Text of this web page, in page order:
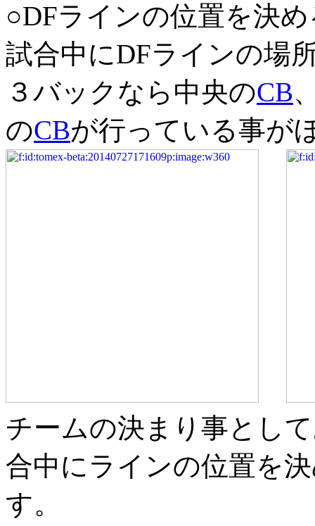
○DFラインの位置を決
試合中にDFラインの場
３バックなら中央のCB
のCBが行っている事が
チームの決まり事とし
合中にラインの位置を
す。